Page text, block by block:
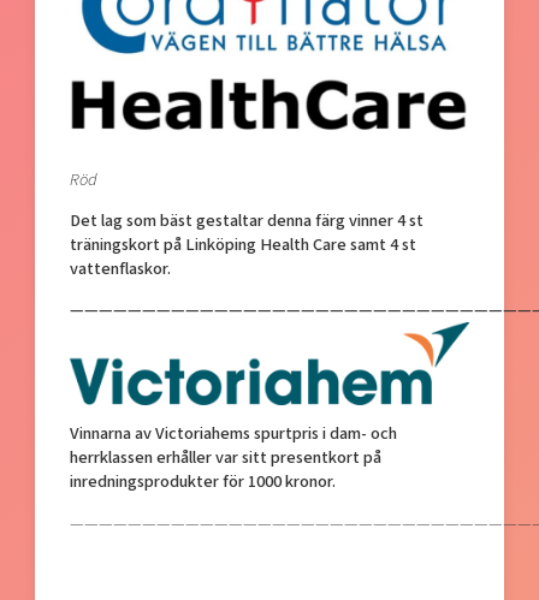
Röd
Det lag som bäst gestaltar denna färg vinner 4 st
träningskort på Linköping Health Care samt 4 st
vattenflaskor.
Vinnarna av Victoriahems spurtpris i dam- och
herrklassen erhåller var sitt presentkort på
inredningsprodukter för 1000 kronor.